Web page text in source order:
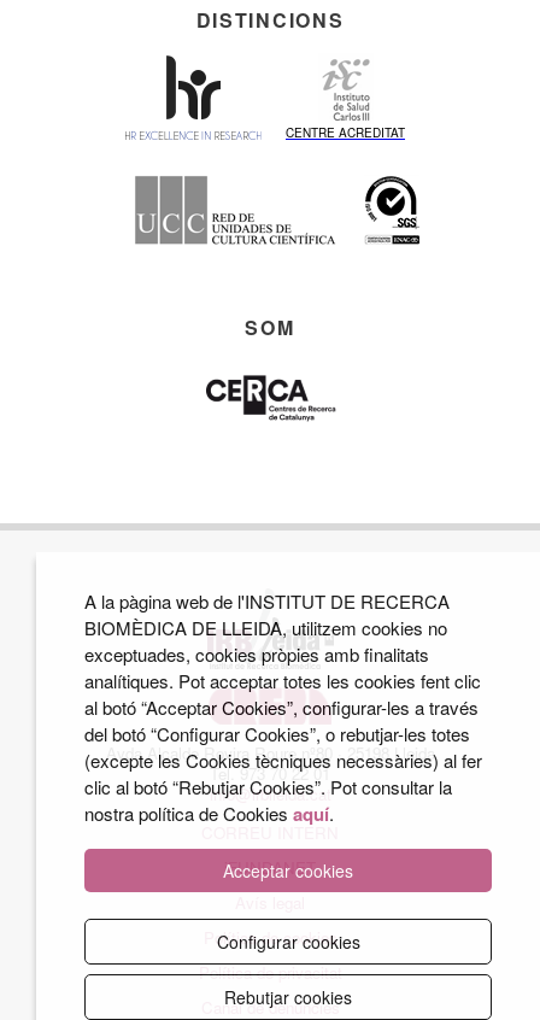
DISTINCIONS
CENTRE ACREDITAT
SOM
Avda Alcalde Rovira Roure nº80 · 25198 Lleida
Tel. 973 70 22 01
info@irblleida.cat
iFUNDANET
Política de cookies
Política de privacitat
Canal de denúncies
A la pàgina web de l'INSTITUT DE RECERCA
BIOMÈDICA DE LLEIDA, utilitzem cookies no
exceptuades, cookies pròpies amb finalitats
analítiques. Pot acceptar totes les cookies fent clic
al botó “Acceptar Cookies”, configurar-les a través
del botó “Configurar Cookies”, o rebutjar-les totes
(excepte les Cookies tècniques necessàries) al fer
clic al botó “Rebutjar Cookies”. Pot consultar la
nostra política de Cookies aquí.
Acceptar cookies
Configurar cookies
Rebutjar cookies